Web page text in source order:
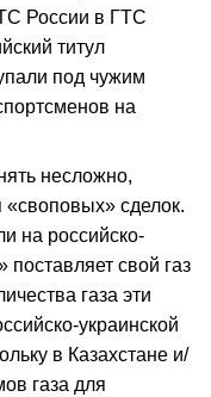
России в ГТС
титул
под чужим
на
несложно,
сделок.
на российско-
поставляет свой газ
газа эти
украинской
в Казахстане и/
газа для